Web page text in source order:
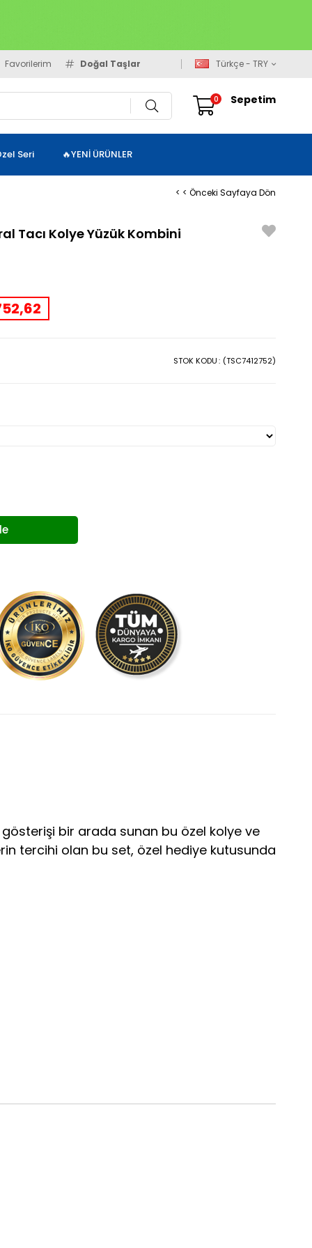
Favorilerim Doğal Taşlar Türkçe - TRY
Sepetim
0
Seri 🔥YENİ ÜRÜNLER
< < Önceki Sayfaya Dön
Tacı Kolye Yüzük Kombini
STOK KODU (TSC7412752)
bir arada sunan bu özel kolye ve
tercihi olan bu set, özel hediye kutusunda